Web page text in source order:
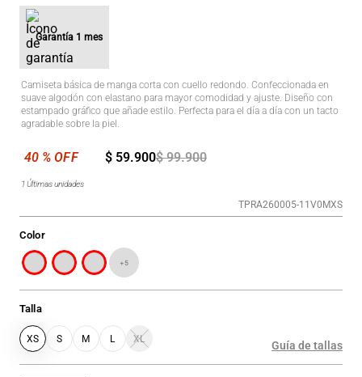
Garantía 1 mes
Camiseta básica de manga corta con cuello redondo. Confeccionada en
suave algodón con elastano para mayor comodidad y ajuste. Diseño con
estampado gráfico que añade estilo. Perfecta para el día a día con un tacto
agradable sobre la piel.
$ 99.900
$ 59.900
1 Últimas unidades
TPRA260005-11V0MXS
Talla
XS S M L XL
Color
+ 5
Guía de tallas